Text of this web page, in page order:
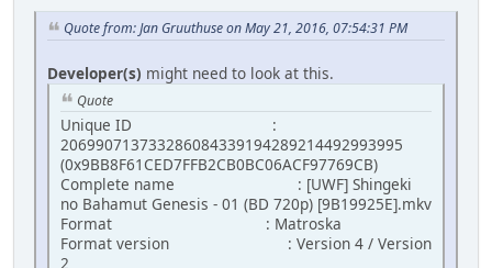
Quote from: Jan Gruuthuse on May 21, 2016, 07:54:31 PM
Developer(s) might need to look at this.
Quote
Unique ID :
206990713733286084339194289214492993995
(0x9BB8F61CED7FFB2CB0BC06ACF97769CB)
Complete name : [UWF] Shingeki
no Bahamut Genesis - 01 (BD 720p) [9B19925E].mkv
Format : Matroska
Format version : Version 4 / Version
2